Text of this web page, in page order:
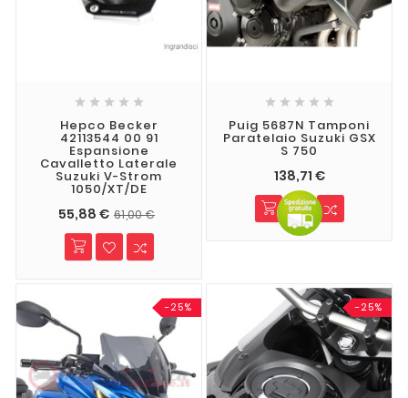
    
Hepco Becker
42113544 00 91
Espansione
Cavalletto Laterale
Suzuki V-Strom
1050/XT/DE
55,88 € 61,00 €
    
Puig 5687N Tamponi
Paratelaio Suzuki GSX
S 750
138,71 €
-25% -25%